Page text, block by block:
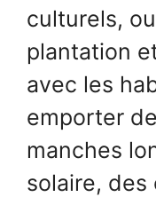
culturels,
plantation
avec les
emporter
manches
solaire, des